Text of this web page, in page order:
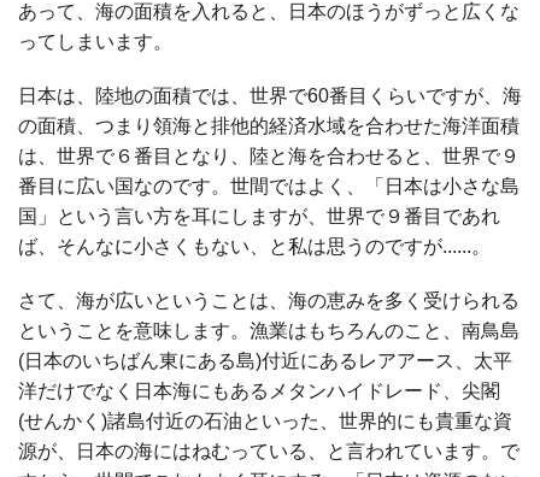
あって、海の面積を入れると、日本のほうがずっと広くな
ってしまいます。
日本は、陸地の面積では、世界で60番目くらいですが、海
の面積、つまり領海と排他的経済水域を合わせた海洋面積
は、世界で６番目となり、陸と海を合わせると、世界で９
番目に広い国なのです。世間ではよく、「日本は小さな島
国」という言い方を耳にしますが、世界で９番目であれ
ば、そんなに小さくもない、と私は思うのですが......。
さて、海が広いということは、海の恵みを多く受けられる
ということを意味します。漁業はもちろんのこと、南鳥島
(日本のいちばん東にある島)付近にあるレアアース、太平
洋だけでなく日本海にもあるメタンハイドレード、尖閣
(せんかく)諸島付近の石油といった、世界的にも貴重な資
源が、日本の海にはねむっている、と言われています。で